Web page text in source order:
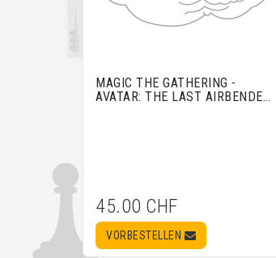
MAGIC THE GATHERING -
AVATAR: THE LAST AIRBENDE…
45.00 CHF
VORBESTELLEN